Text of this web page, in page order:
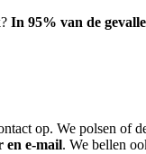
In 95% van de
op. We polsen
en e-mail. We bellen